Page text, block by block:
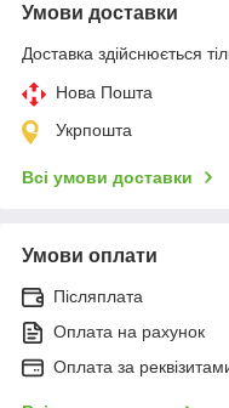
Умови доставки
Доставка здійснюється
Нова Пошта
Укрпошта
Всі умови доставки
Умови оплати
Післяплата
Оплата на рахунок
Оплата за